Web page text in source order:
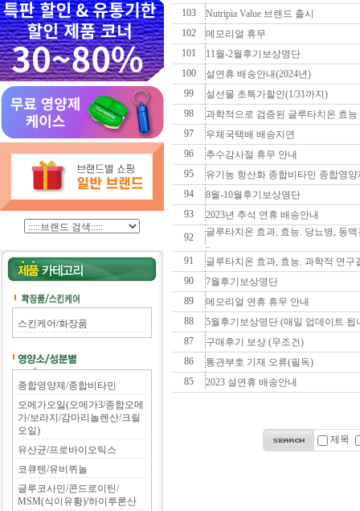
스킨케어/화장품
종합영양제/종합비타민
오메가오일(오메가3/종합오메
가/보라지/감마리놀렌산/크릴
오일)
유산균/프로바이오틱스
코큐텐/유비퀴놀
글루코사민/콘드로이틴/
MSM(식이유황)/하이루론산
103
Nutripia Value 브랜드 출시
102
메모리얼 휴무
101
11월-2월후기보상명단
100
설연휴 배송안내(2024년)
99
설선물 초특가할인(1/31까지)
98
과학적으로 검증된 글루타치온 효능
97
우체국택배 배송지연
96
추수감사절 휴무 안내
95
유기농 항산화 종합비타민 종합영양
94
8월-10월후기보상명단
93
2023년 추석 연휴 배송안내
92
글루타치온 효과, 효능. 당뇨병, 동
..
91
글루타치온 효과, 효능. 과학적 연구
90
7월후기보상명단
89
메모리얼 연휴 휴무 안내
88
5월후기보상명단 (매일 업데이트 됩
87
구매후기 보상 (무조건)
86
통관부호 기재 오류(필독)
85
2023 설연휴 배송안내
제목